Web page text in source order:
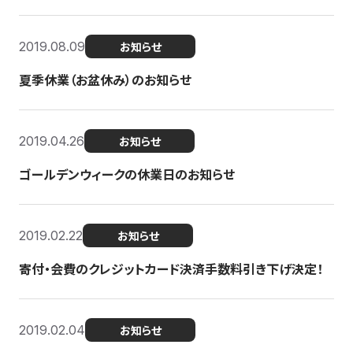
2019.08.09 お知らせ
夏季休業（お盆休み）のお知らせ
2019.04.26 お知らせ
ゴールデンウィークの休業日のお知らせ
2019.02.22 お知らせ
寄付・会費のクレジットカード決済手数料引き下げ決定！
2019.02.04 お知らせ